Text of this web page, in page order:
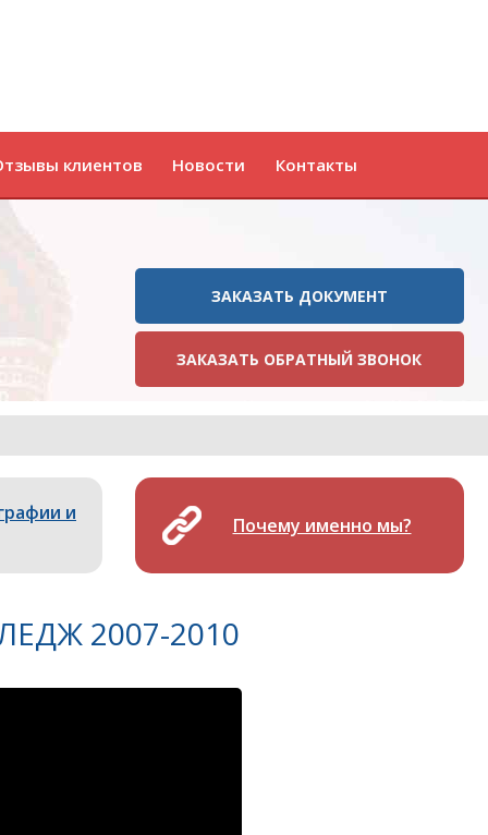
клиентов Новости Контакты
ЗАКАЗАТЬ ДОКУМЕНТ
ЗАКАЗАТЬ ОБРАТНЫЙ ЗВОНОК
и
Почему именно мы?
2007-2010